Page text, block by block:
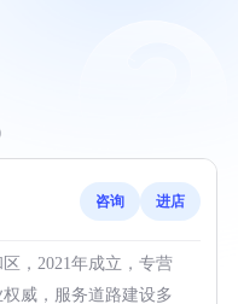
咨询 进店
，2021年成立，专营
威，服务道路建设多